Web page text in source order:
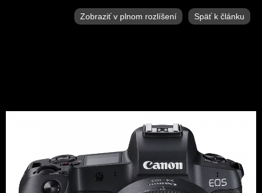
Zobraziť v plnom rozlíšení Späť k článku